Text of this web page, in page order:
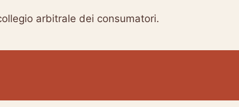
arbitrale dei consumatori.